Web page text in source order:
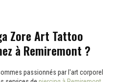
Zore Art Tattoo
à Remiremont ?
passionnés par l'art corporel